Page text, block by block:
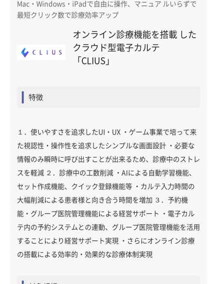
Mac・Windows・iPadで自由に操作、マニュア ルいらずで
最短クリック数で診療効率アップ
オンライン診療機能を搭載 した
クラウド型電子カルテ
「CLIUS」
特徴
１．使いやすさを追求したUI・UX ・ゲーム事業で培って来
た視認性・操作性を追求したシンプルな画面設計 ・必要な
情報のみ瞬時に呼び出すことが出来るため、診療中のストレ
スを軽減 ２．診療中の工数削減 ・AIによる自動学習機能、
セット作成機能、クイック登録機能等 ・カルテ入力時間の
大幅削減による患者様と向き合う時間を増加 ３．予約機
能・グループ医院管理機能による経営サポート ・電子カル
テ内の予約システムとの連動、グループ医院管理機能を活用
することにより経営サポート実現 ・さらにオンライン診療
の搭載による効率的・効果的な診療体制実現